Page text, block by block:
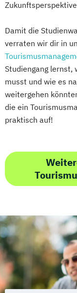
Damit die
verraten wir dir in
Studiengang lernst,
musst und wie es
weitergehen
die ein
praktisch auf!